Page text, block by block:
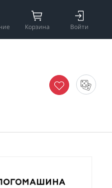
Корзина Войти